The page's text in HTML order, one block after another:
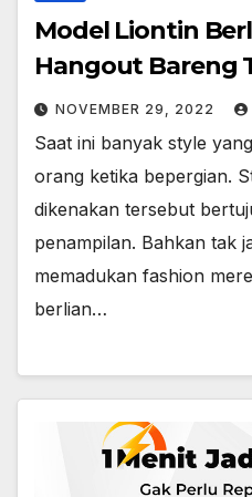
Model Liontin
Hangout Bareng
NOVEMBER 29, 2022
Saat ini banyak style
orang ketika bepergian.
dikenakan tersebut
penampilan. Bahkan tak
memadukan fashion
berlian…